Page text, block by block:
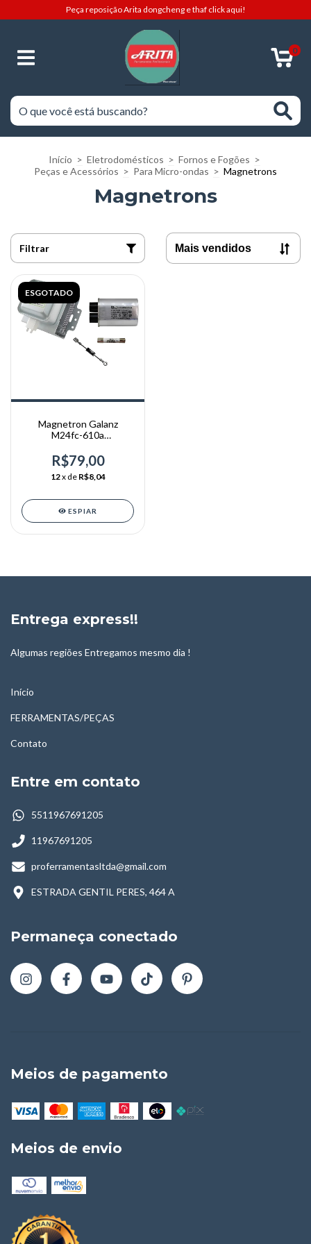
Peça reposição Arita dongcheng e thaf click aqui!
0
Início > Eletrodomésticos > Fornos e Fogões >
Peças e Acessórios > Para Micro-ondas > Magnetrons
Magnetrons
Filtrar
ESGOTADO
Magnetron Galanz
M24fc-610a
Original
R$79,00
12x de R$8,04
ESPIAR
Entrega express!!
Algumas regiões Entregamos mesmo dia !
Início
FERRAMENTAS/PEÇAS
Contato
Entre em contato
5511967691205
11967691205
proferramentasltda@gmail.com
ESTRADA GENTIL PERES, 464 A
Permaneça conectado
Meios de pagamento
Meios de envio